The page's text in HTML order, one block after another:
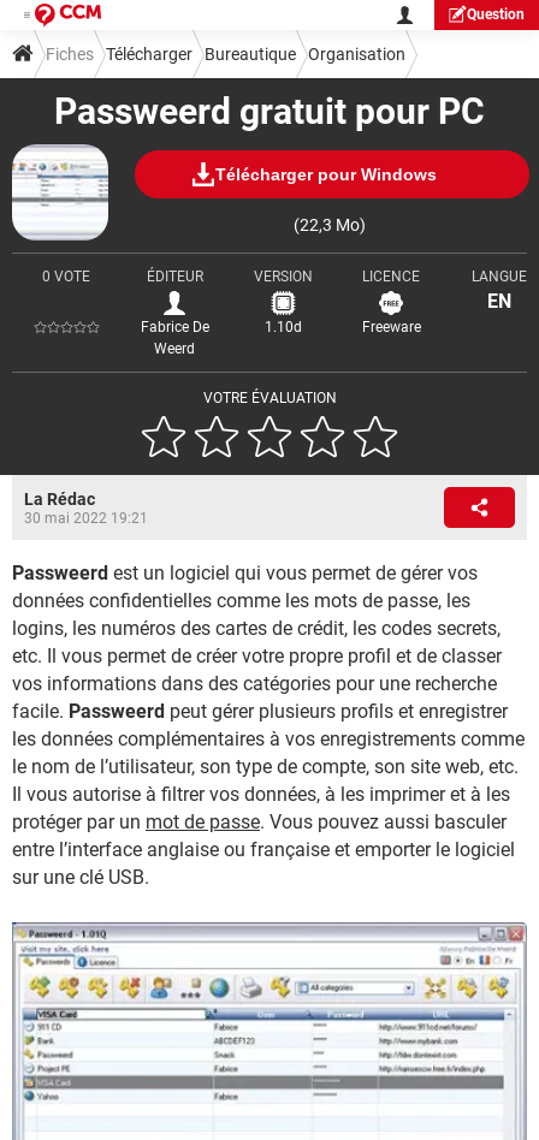
Question
Passweerd gratuit pour PC
Télécharger pour Windows
(22,3 Mo)
VOTRE ÉVALUATION
0 VOTE ÉDITEUR
Fabrice De
Weerd
VERSION
1.10d
LICENCE
Freeware
LANGUE
EN
Fiches Télécharger Bureautique Organisation
La Rédac
30 mai 2022 19:21
Passweerd est un logiciel qui vous permet de gérer vos
données confidentielles comme les mots de passe, les
logins, les numéros des cartes de crédit, les codes secrets,
etc. Il vous permet de créer votre propre profil et de classer
vos informations dans des catégories pour une recherche
facile. Passweerd peut gérer plusieurs profils et enregistrer
les données complémentaires à vos enregistrements comme
le nom de l’utilisateur, son type de compte, son site web, etc.
Il vous autorise à filtrer vos données, à les imprimer et à les
protéger par un mot de passe. Vous pouvez aussi basculer
entre l’interface anglaise ou française et emporter le logiciel
sur une clé USB.